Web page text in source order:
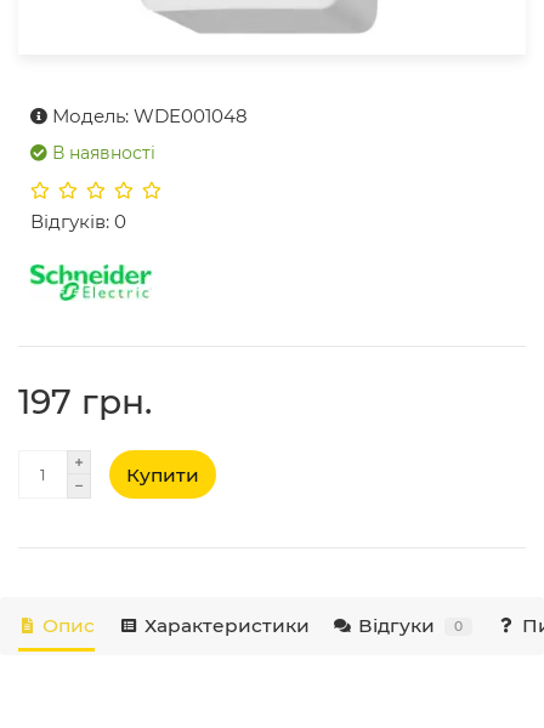
Модель: WDE001048
В наявності
Відгуків: 0
197 грн.
Купити
Опис Характеристики Відгуки 0